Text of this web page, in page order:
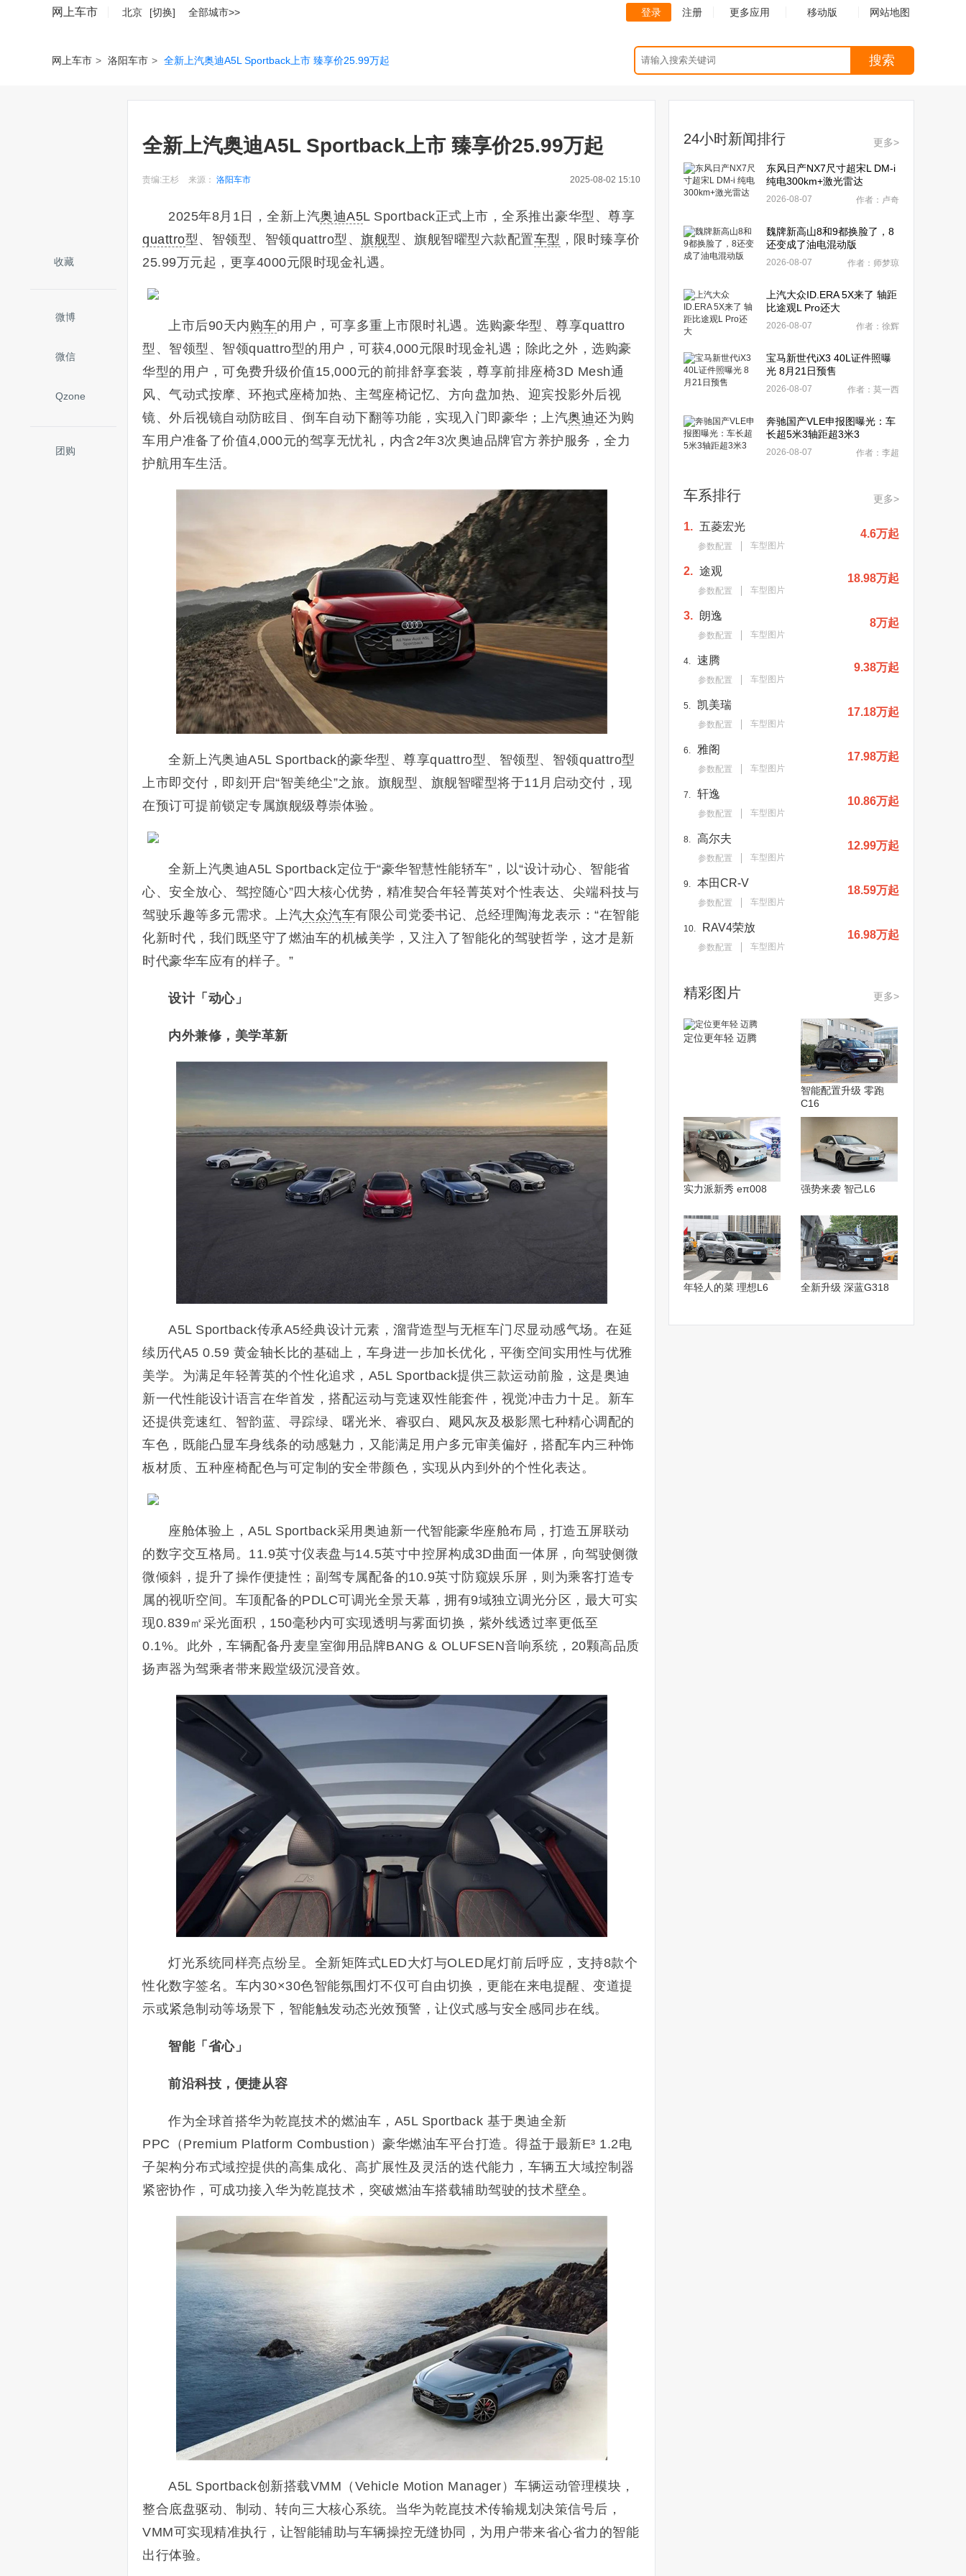
网上车市 北京 [切换] 全部城市>> 登录 注册 更多应用 移动版 网站地图
网上车市 > 洛阳车市 > 全新上汽奥迪A5L Sportback上市 臻享价25.99万起 搜索
收藏
微博
微信
Qzone
团购
全新上汽奥迪A5L Sportback上市 臻享价25.99万起
责编:王杉 来源： 洛阳车市 2025-08-02 15:10
2025年8月1日，全新上汽奥迪A5L Sportback正式上市，全系推出豪华型、尊享
quattro型、智领型、智领quattro型、 旗舰型、旗舰智曜型六款配置车型 ，限时臻享价
25.99万元起，更享4000元限时现金礼遇。
上市后90天内购车的用户，可享多重上市限时礼遇。选购豪华型、尊享quattro
型、智领型、智领quattro型的用户，可获4,000元限时现金礼遇；除此之外，选购豪
华型的用户，可免费升级价值15,000元的前排舒享套装，尊享前排座椅3D Mesh通
风、气动式按摩、环抱式座椅加热、主驾座椅记忆、方向盘加热、迎宾投影外后视
镜、外后视镜自动防眩目、倒车自动下翻等功能，实现入门即豪华；上汽奥迪还为购
车用户准备了价值4,000元的驾享无忧礼，内含2年3次奥迪品牌官方养护服务，全力
护航用车生活。
全新上汽奥迪A5L Sportback的豪华型、尊享quattro型、智领型、智领quattro型
上市即交付，即刻开启“智美绝尘”之旅。旗舰型、旗舰智曜型将于11月启动交付，现
在预订可提前锁定专属旗舰级尊崇体验。
全新上汽奥迪A5L Sportback定位于“豪华智慧性能轿车”，以“设计动心、智能省
心、安全放心、驾控随心”四大核心优势，精准契合年轻菁英对个性表达、尖端科技与
驾驶乐趣等多元需求。上汽大众汽车有限公司党委书记、总经理陶海龙表示：“在智能
化新时代，我们既坚守了燃油车的机械美学，又注入了智能化的驾驶哲学，这才是新
时代豪华车应有的样子。”
设计「动心」
内外兼修，美学革新
A5L Sportback传承A5经典设计元素，溜背造型与无框车门尽显动感气场。在延
续历代A5 0.59 黄金轴长比的基础上，车身进一步加长优化，平衡空间实用性与优雅
美学。为满足年轻菁英的个性化追求，A5L Sportback提供三款运动前脸，这是奥迪
新一代性能设计语言在华首发，搭配运动与竞速双性能套件，视觉冲击力十足。新车
还提供竞速红、智韵蓝、寻踪绿、曙光米、睿驭白、飓风灰及极影黑七种精心调配的
车色，既能凸显车身线条的动感魅力，又能满足用户多元审美偏好，搭配车内三种饰
板材质、五种座椅配色与可定制的安全带颜色，实现从内到外的个性化表达。
座舱体验上，A5L Sportback采用奥迪新一代智能豪华座舱布局，打造五屏联动
的数字交互格局。11.9英寸仪表盘与14.5英寸中控屏构成3D曲面一体屏，向驾驶侧微
微倾斜，提升了操作便捷性；副驾专属配备的10.9英寸防窥娱乐屏，则为乘客打造专
属的视听空间。车顶配备的PDLC可调光全景天幕，拥有9域独立调光分区，最大可实
现0.839㎡采光面积，150毫秒内可实现透明与雾面切换，紫外线透过率更低至
0.1%。此外，车辆配备丹麦皇室御用品牌BANG & OLUFSEN音响系统，20颗高品质
扬声器为驾乘者带来殿堂级沉浸音效。
灯光系统同样亮点纷呈。全新矩阵式LED大灯与OLED尾灯前后呼应，支持8款个
性化数字签名。车内30×30色智能氛围灯不仅可自由切换，更能在来电提醒、变道提
示或紧急制动等场景下，智能触发动态光效预警，让仪式感与安全感同步在线。
智能「省心」
前沿科技，便捷从容
作为全球首搭华为乾崑技术的燃油车，A5L Sportback 基于奥迪全新
PPC（Premium Platform Combustion）豪华燃油车平台打造。得益于最新E³ 1.2电
子架构分布式域控提供的高集成化、高扩展性及灵活的迭代能力，车辆五大域控制器
紧密协作，可成功接入华为乾崑技术，突破燃油车搭载辅助驾驶的技术壁垒。
A5L Sportback创新搭载VMM（Vehicle Motion Manager）车辆运动管理模块，
整合底盘驱动、制动、转向三大核心系统。当华为乾崑技术传输规划决策信号后，
VMM可实现精准执行，让智能辅助与车辆操控无缝协同，为用户带来省心省力的智能
出行体验。
24小时新闻排行 更多>
东风日产NX7尺寸超宋L DM-i
纯电300km+激光雷达
2026-08-07 作者：卢奇
魏牌新高山8和9都换脸了，8
还变成了油电混动版
2026-08-07 作者：师梦琼
上汽大众ID.ERA 5X来了 轴距
比途观L Pro还大
2026-08-07 作者：徐辉
宝马新世代iX3 40L证件照曝
光 8月21日预售
2026-08-07 作者：莫一西
奔驰国产VLE申报图曝光：车
长超5米3轴距超3米3
2026-08-07 作者：李超
车系排行 更多>
1. 五菱宏光
参数配置 车型图片
4.6万起
2. 途观
参数配置 车型图片
18.98万起
3. 朗逸
参数配置 车型图片
8万起
4. 速腾
参数配置 车型图片
9.38万起
5. 凯美瑞
参数配置 车型图片
17.18万起
6. 雅阁
参数配置 车型图片
17.98万起
7. 轩逸
参数配置 车型图片
10.86万起
8. 高尔夫
参数配置 车型图片
12.99万起
9. 本田CR-V
参数配置 车型图片
18.59万起
10. RAV4荣放
参数配置 车型图片
16.98万起
精彩图片 更多>
定位更年轻 迈腾
智能配置升级 零跑
C16
实力派新秀 eπ008 强势来袭 智己L6
年轻人的菜 理想L6 全新升级 深蓝G318